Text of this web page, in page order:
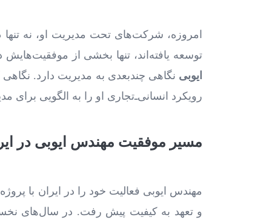
امروزه، شرکت‌های تحت مدیریت او، نه ‌تنها
توسعه یافته‌اند، تنها بخشی از
ایوبی نگاهی چندبعدی به مدیریت دارد.
رویکرد انسانی‌ـ‌تجاری او را به الگویی
مسیر موفقیت مهندس ایوبی در
مهندس ایوبی فعالیت خود را در ایران با
و تعهد به کیفیت پیش رفت. در سال‌های